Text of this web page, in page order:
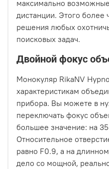
максимально
дистанции. Этого более
решения любых
поисковых задач.
Двойной фокус
Монокуляр RikaNV
характеристикам
прибора. Вы можете в
переключать фокус
большее значение: на
Относительное
равно F0.9, а на
дело со мощной,